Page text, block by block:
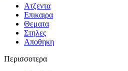
Ατζεντα
Επικαιρα
Θεματα
Στηλες
Αποθηκη
Περισσοτερα